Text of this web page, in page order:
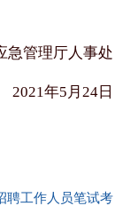
急管理厅人事处
2021年5 月 24 日
聘工作人员笔试考